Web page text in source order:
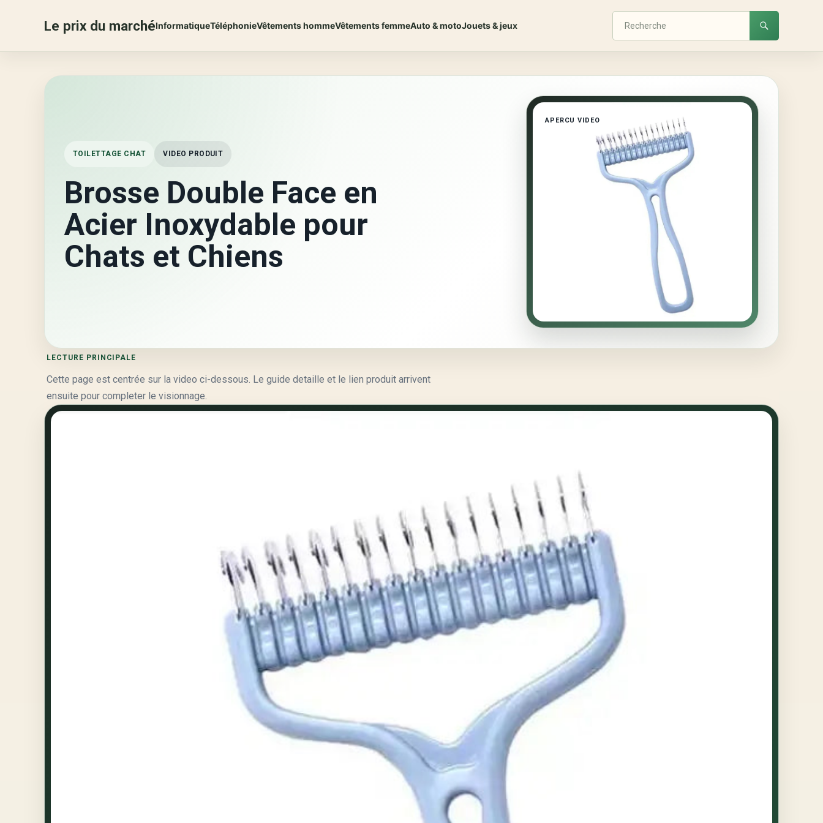
Le prix du marchéInformatiqueTéléphonieVêtements hommeVêtements femmeAuto & motoJouets & jeux
TOILETTAGE CHAT VIDEO PRODUIT
Brosse Double Face en
Acier Inoxydable pour
Chats et Chiens
APERCU VIDEO
LECTURE PRINCIPALE
Cette page est centrée sur la video ci-dessous. Le guide detaille et le lien produit arrivent
ensuite pour completer le visionnage.